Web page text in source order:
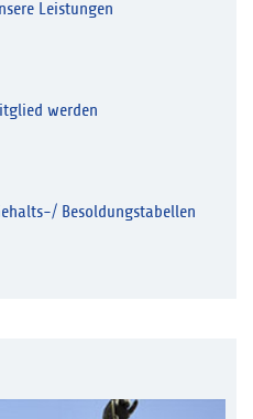
Leistungen
werden
Besoldungstabellen